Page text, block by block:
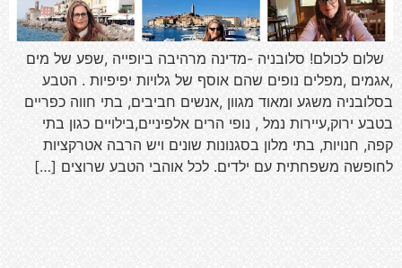
שלום לכולם! סלובניה -מדינה מרהיבה ביופייה ,שפע של מים
,אגמים ,מפלים נופים שהם אוסף של גלויות יפיפיות . הטבע
בסלובניה משגע ומאוד מגוון ,אנשים חביבים, בתי חווה כפריים
בטבע ירוק,עיירות נמל , נופי הרים אלפיניים,בילויים כגון בתי
קפה, חנויות, בתי מלון בסגנונות שונים ויש הרבה אטרקציות
לחופשה משפחתית עם ילדים. לכל אוהבי הטבע שרוצים […]